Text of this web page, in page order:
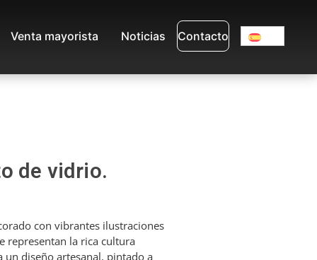
Venta mayorista Noticias Contacto
de vidrio.
con vibrantes ilustraciones
representan la rica cultura
un diseño artesanal, pintado a